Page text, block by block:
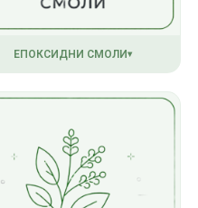
ЕПОКСИДНИ СМОЛИ▾